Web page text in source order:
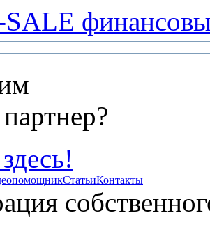
СтатьиКонтакты